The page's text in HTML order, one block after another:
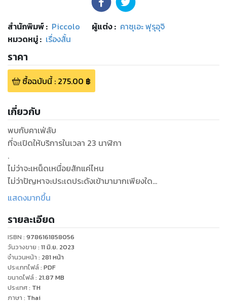
สำนักพิมพ์: Piccolo ผู้แต่ง : คาซุเอะ ฟุรุอุจิ
หมวดหมู่: เรื่องสั้น
ราคา
ซื้อฉบับนี้: 275.00 ฿
เกี่ยวกับ
พบกับคาเฟ่ลับ
ที่จะเปิดให้บริการในเวลา 23 นาฬิกา
.
ไม่ว่าจะเหน็ดเหนื่อยสักแค่ไหน
ไม่ว่าปัญหาจะประเดประดังเข้ามามากเพียงใด
อาหารอร่อยและดีต่อร่างกายจะช่วยบรรเทาและเยียวยาได้เสมอ
“มากันมาลัม” คาเฟ่ลับที่ซ่อนตัวอยู่ในตรอกแคบหลังย่านร้านค้า
ช่วงกลางวันจะเป็นร้านขายชุดเต้นรำสำหรับเหล่าแดร็กควีน
แต่เมื่อถึงเวลากลางคืนจะกลายเป็นร้านขายอาหารให้กับเหล่า
ลูกค้าขาประจำที่ซมซานอ่อนล้า โซซัดโซเซจากปัญหามากมายที่
พบเจอมาตลอดทั้งวัน
.
โดยมี “ชาร์ล” แดร็กควีนผู้อ่อนโยนและรอบรู้ คอยรังสรรค์หลาก
แสดงมากขึ้น
รายละเอียด
ISBN : 9786161858056
วันวางขาย : 11 มิ.ย. 2023
จำนวนหน้า : 281 หน้า
ประเภทไฟล์: PDF
ขนาดไฟล์: 21.87 MB
ประเทศ: TH
ภาษา : Thai